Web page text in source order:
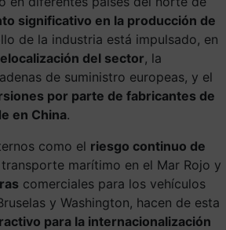
significativo en la producción de
de la industria está impulsado, en
del sector, la
de suministro europeas, y el
por parte de fabricantes de
en China.
como el riesgo continuo de
marítimo en el Mar Rojo y
comerciales para los vehículos
y Washington, hacen de esta
para la internacionalización